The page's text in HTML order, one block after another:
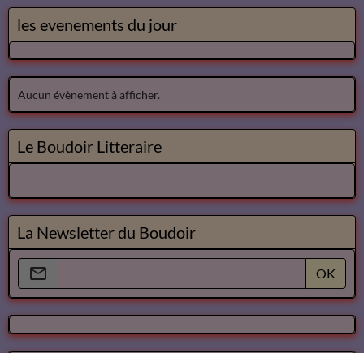
les evenements du jour
Aucun évènement à afficher.
Le Boudoir Litteraire
La Newsletter du Boudoir
OK